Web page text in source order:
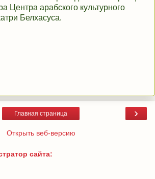
Центра арабского культурного
Белхасуса.
›
Главная страница
Открыть веб-версию
сайта: